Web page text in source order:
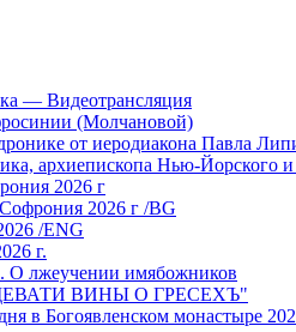
— Видеотрансляция
(Молчановой)
от иеродиакона Павла
архиепископа Нью-Йорского
2026 г
2026 г /BG
/ENG
г.
О лжеучении имябожников
ВИНЫ О ГРЕСЕХЪ"
в Богоявленском монастыре